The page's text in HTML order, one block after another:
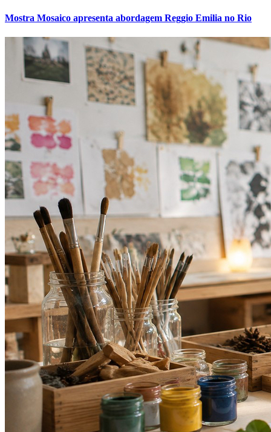
Bahia
Mostra Mosaico apresenta abordagem Reggio Emilia no Rio